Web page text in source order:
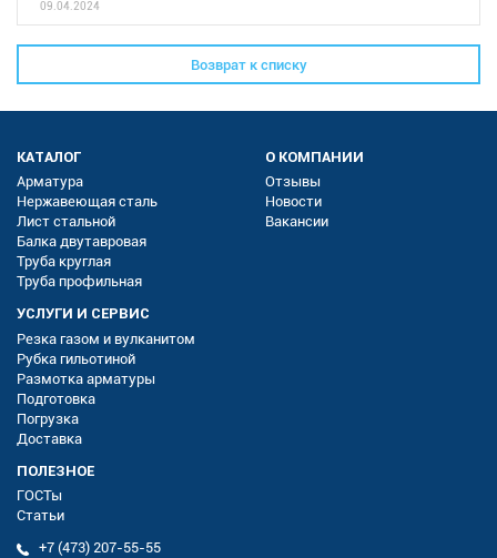
09.04.2024
Возврат к списку
КАТАЛОГ
Арматура
Нержавеющая сталь
Лист стальной
Балка двутавровая
Труба круглая
Труба профильная
О КОМПАНИИ
Отзывы
Новости
Вакансии
УСЛУГИ И СЕРВИС
Резка газом и вулканитом
Рубка гильотиной
Размотка арматуры
Подготовка
Погрузка
Доставка
ПОЛЕЗНОЕ
ГОСТы
Статьи
+7 (473) 207-55-55